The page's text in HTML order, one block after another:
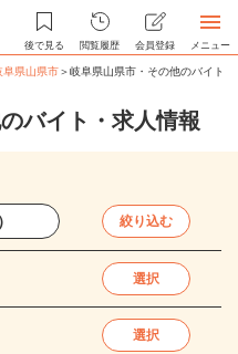
後で見る 閲覧履歴 会員登録 メニュー
阜県山県市＞岐阜県山県市・その他のバイト
バイト・求人情報
絞り込む
選択
選択